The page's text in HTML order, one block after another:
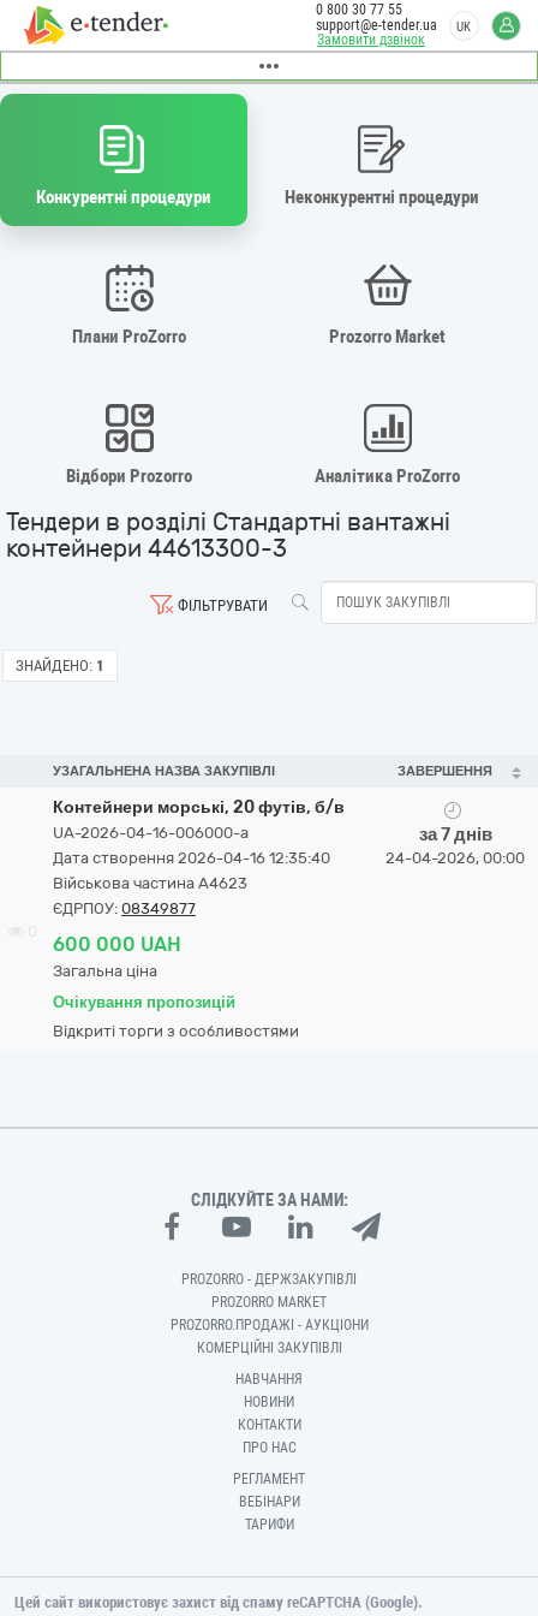
Замовити дзвінок
0 800 30 77 55
support@e-tender.ua
UK
Конкурентні процедури Неконкурентні процедури
Плани ProZorro Prozorro Market
Відбори Prozorro Аналітика ProZorro
Тендери в розділі Стандартні вантажні
контейнери 44613300-3
ФІЛЬТРУВАТИ
ЗНАЙДЕНО: 1
УЗАГАЛЬНЕНА НАЗВА ЗАКУПІВЛІ ЗАВЕРШЕННЯ
Контейнери морські, 20 футів, б/в
UA-2026-04-16-006000-a
Дата створення 2026-04-16 12:35:40
Військова частина A4623
ЄДРПОУ: 08349877
600 000 UAH
Загальна ціна
Очікування пропозицій
Відкриті торги з особливостями
за 7 днів
24-04-2026, 00:00
СЛІДКУЙТЕ ЗА НАМИ:
PROZORRO - ДЕРЖЗАКУПІВЛІ
PROZORRO MARKET
PROZORRO.ПРОДАЖІ - АУКЦІОНИ
КОМЕРЦІЙНІ ЗАКУПІВЛІ
НАВЧАННЯ
НОВИНИ
КОНТАКТИ
ПРО НАС
РЕГЛАМЕНТ
ВЕБІНАРИ
ТАРИФИ
Цей сайт використовує захист від спаму reCAPTCHA (Google).